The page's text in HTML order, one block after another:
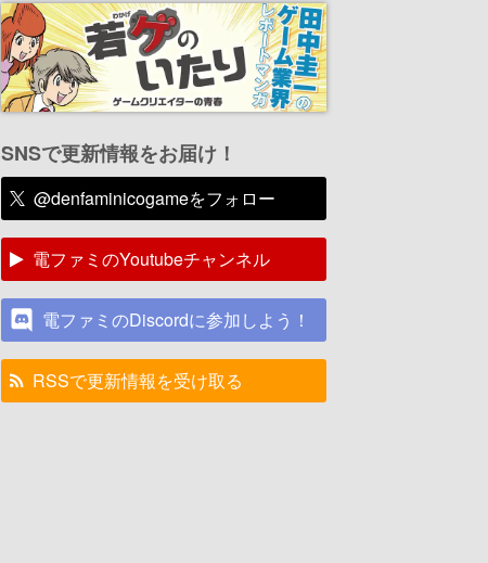
SNSで更新情報をお届け！
@denfaminicogameをフォロー
電ファミのYoutubeチャンネル
電ファミのDiscordに参加しよう！
RSSで更新情報を受け取る